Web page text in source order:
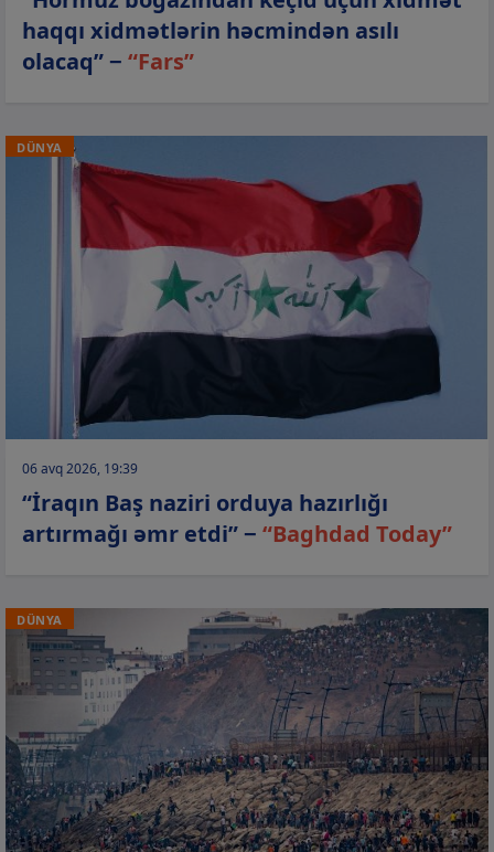
haqqı xidmətlərin həcmindən asılı
olacaq” − “Fars”
DÜNYA
06 avq 2026, 19:39
“İraqın Baş naziri orduya hazırlığı
artırmağı əmr etdi” − “Baghdad Today”
DÜNYA